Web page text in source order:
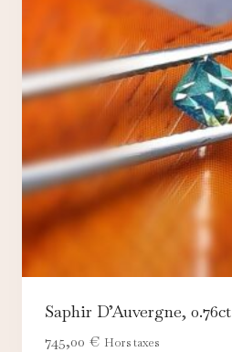
Saphir D’Auvergne, 0.76ct
745,00 € Hors taxes